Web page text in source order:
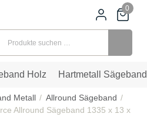
0
Holz Hartmetall Sägeband
Metall
Allround Sägeband
Allround Sägeband 1335 x 13 x